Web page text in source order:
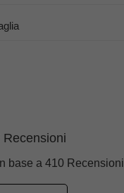
In base a 410 Recensioni